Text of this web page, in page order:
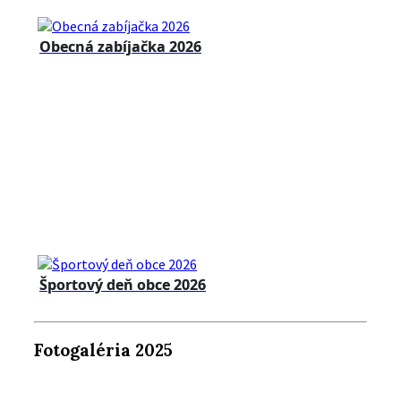
Obecná zabíjačka 2026
Športový deň obce 2026
Fotogaléria 2025